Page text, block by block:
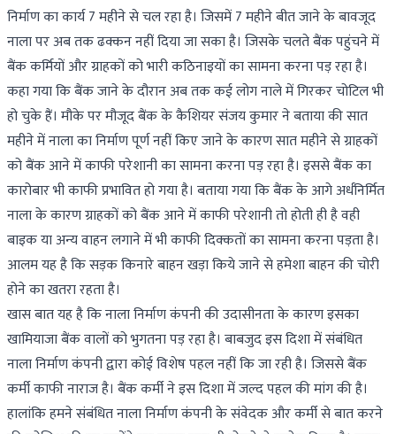
निर्माण का कार्य 7 महीने से चल रहा है। जिसमें 7 महीने बीत जाने के बावजूद
नाला पर अब तक ढक्कन नहीं दिया जा सका है। जिसके चलते बैंक पहुंचने में
बैंक कर्मियों और ग्राहकों को भारी कठिनाइयों का सामना करना पड़ रहा है।
कहा गया कि बैंक जाने के दौरान अब तक कई लोग नाले में गिरकर चोटिल भी
हो चुके हैं। मौके पर मौजूद बैंक के कैशियर संजय कुमार ने बताया की सात
महीने में नाला का निर्माण पूर्ण नहीं किए जाने के कारण सात महीने से ग्राहकों
को बैंक आने में काफी परेशानी का सामना करना पड़ रहा है। इससे बैंक का
कारोबार भी काफी प्रभावित हो गया है। बताया गया कि बैंक के आगे अर्धनिर्मित
नाला के कारण ग्राहकों को बैंक आने में काफी परेशानी तो होती ही है वही
बाइक या अन्य वाहन लगाने में भी काफी दिक्कतों का सामना करना पड़ता है।
आलम यह है कि सड़क किनारे बाहन खड़ा किये जाने से हमेशा बाहन की चोरी
होने का खतरा रहता है।
खास बात यह है कि नाला निर्माण कंपनी की उदासीनता के कारण इसका
खामियाजा बैंक वालों को भुगतना पड़ रहा है। बाबजुद इस दिशा में संबंधित
नाला निर्माण कंपनी द्वारा कोई विशेष पहल नहीं कि जा रही है। जिससे बैंक
कर्मी काफी नाराज है। बैंक कर्मी ने इस दिशा में जल्द पहल की मांग की है।
हालांकि हमने संबंधित नाला निर्माण कंपनी के संवेदक और कर्मी से बात करने